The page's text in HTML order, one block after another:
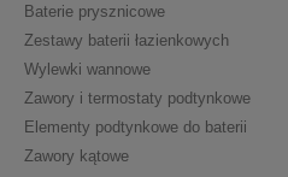
Baterie prysznicowe
Zestawy baterii łazienkowych
Wylewki wannowe
Zawory i termostaty podtynkowe
Elementy podtynkowe do baterii
Zawory kątowe